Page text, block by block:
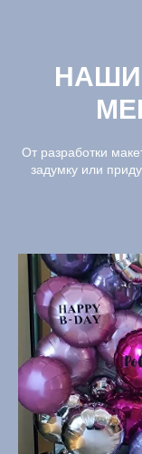
От разработки
задумку или